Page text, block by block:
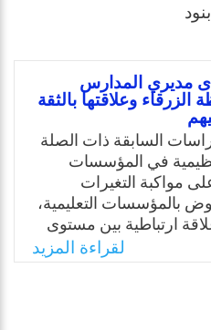
مديري المدارس
وعلاقتها بالثقة
السابقة ذات الصلة
في المؤسسات
مواكبة التغيرات
بالمؤسسات التعليمية،
ارتباطية بين مستوى
مدراء المدارس ومستوى
ونظرًا لارتباط
لقراءة المزيد